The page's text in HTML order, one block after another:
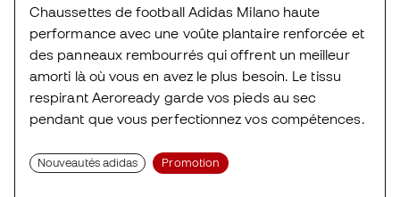
Chaussettes de football Adidas Milano haute
performance avec une voûte plantaire renforcée et
des panneaux rembourrés qui offrent un meilleur
amorti là où vous en avez le plus besoin. Le tissu
respirant Aeroready garde vos pieds au sec
pendant que vous perfectionnez vos compétences.
Nouveautés adidas Promotion